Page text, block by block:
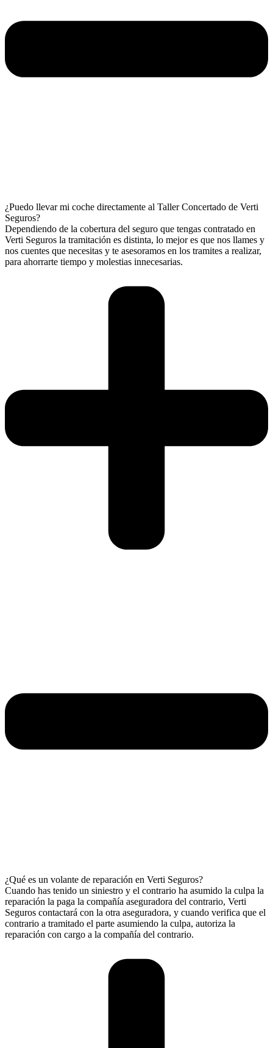
¿Puedo llevar mi coche directamente al Taller Concertado de Verti
Seguros?
Dependiendo de la cobertura del seguro que tengas contratado en
Verti Seguros la tramitación es distinta, lo mejor es que nos llames y
nos cuentes que necesitas y te asesoramos en los tramites a realizar,
para ahorrarte tiempo y molestias innecesarias.
¿Qué es un volante de reparación en Verti Seguros?
Cuando has tenido un siniestro y el contrario ha asumido la culpa la
reparación la paga la compañía aseguradora del contrario, Verti
Seguros contactará con la otra aseguradora, y cuando verifica que el
contrario a tramitado el parte asumiendo la culpa, autoriza la
reparación con cargo a la compañía del contrario.